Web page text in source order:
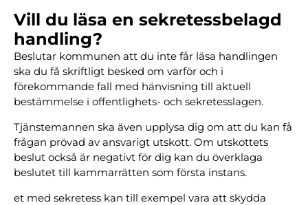
Vill du läsa en sekretessbelagd
handling?
Beslutar kommunen att du inte får läsa handlingen
ska du få skriftligt besked om varför och i
förekommande fall med hänvisning till aktuell
bestämmelse i offentlighets- och sekretesslagen.
Tjänstemannen ska även upplysa dig om att du kan få
frågan prövad av ansvarigt utskott. Om utskottets
beslut också är negativt för dig kan du överklaga
beslutet till kammarrätten som första instans.
et med sekretess kan till exempel vara att skydda